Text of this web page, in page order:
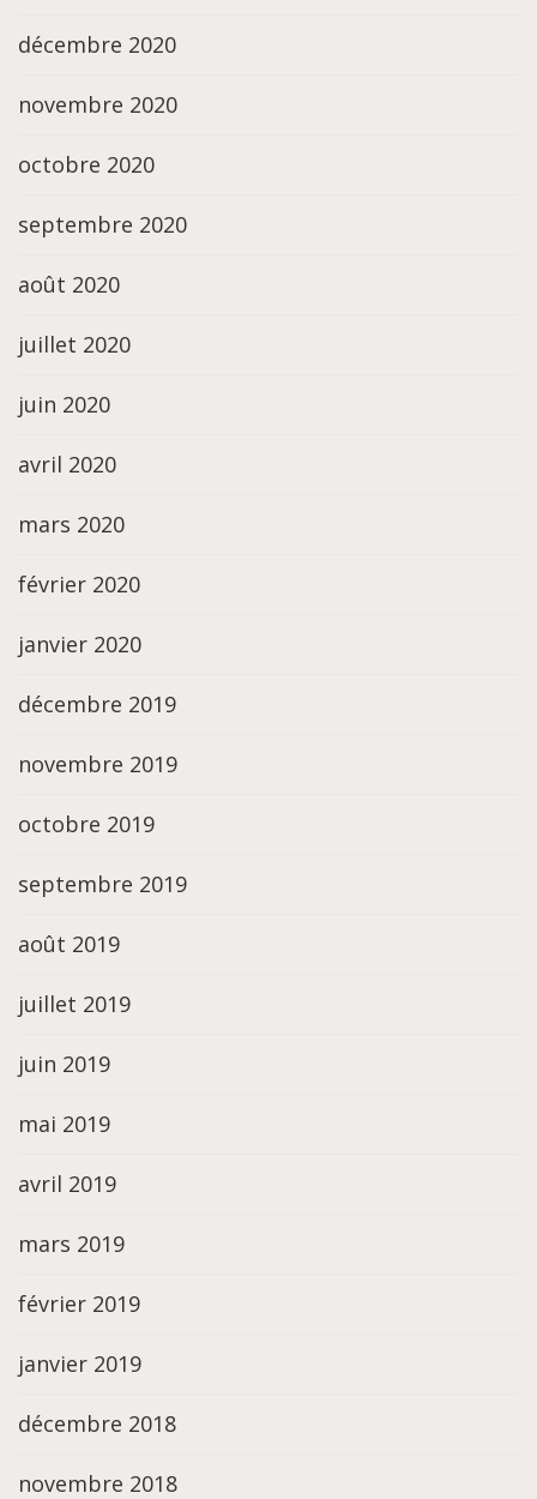
décembre 2020
novembre 2020
octobre 2020
septembre 2020
août 2020
juillet 2020
juin 2020
avril 2020
mars 2020
février 2020
janvier 2020
décembre 2019
novembre 2019
octobre 2019
septembre 2019
août 2019
juillet 2019
juin 2019
mai 2019
avril 2019
mars 2019
février 2019
janvier 2019
décembre 2018
novembre 2018